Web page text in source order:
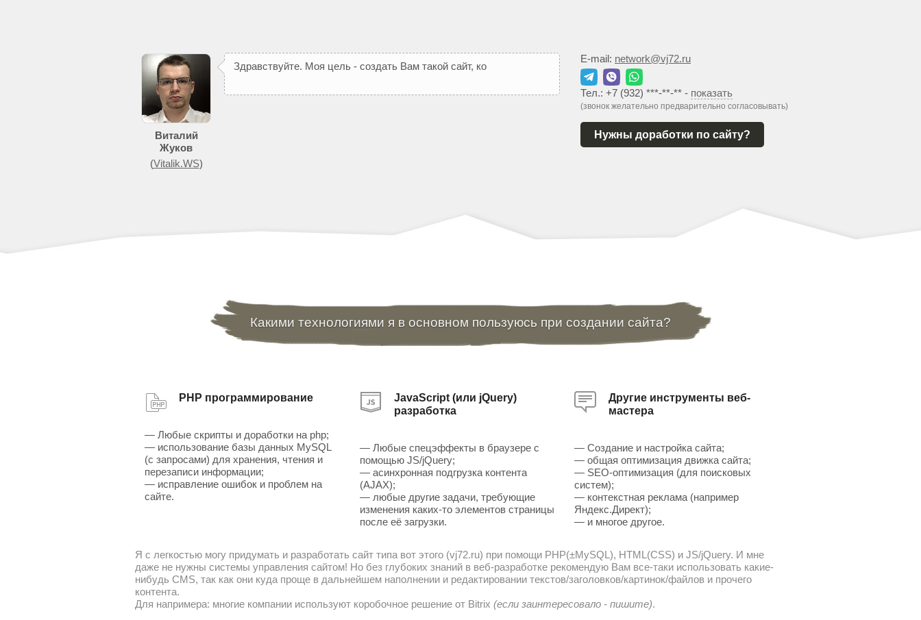
Виталий
Жуков
(Vitalik.WS)
Здравствуйте. Моя цель - создать Вам такой сайт, ко
E-mail: network@vj72.ru
Тел.: +7 (932) ***-**-** - показать
(звонок желательно предварительно согласовывать)
Нужны доработки по сайту?
Какими технологиями я в основном пользуюсь при создании сайта?
PHP программирование
— Любые скрипты и доработки на php;
— использование базы данных MySQL
(с запросами) для хранения, чтения и
перезаписи информации;
— исправление ошибок и проблем на
сайте.
JavaScript (или jQuery)
разработка
— Любые спецэффекты в браузере с
помощью JS/jQuery;
— асинхронная подгрузка контента
(AJAX);
— любые другие задачи, требующие
изменения каких-то элементов страницы
после её загрузки.
Другие инструменты веб-
мастера
— Создание и настройка сайта;
— общая оптимизация движка сайта;
— SEO-оптимизация (для поисковых
систем);
— контекстная реклама (например
Яндекс.Директ);
— и многое другое.
Я с легкостью могу придумать и разработать сайт типа вот этого (vj72.ru) при помощи PHP(±MySQL), HTML(CSS) и JS/jQuery. И мне
даже не нужны системы управления сайтом! Но без глубоких знаний в веб-разработке рекомендую Вам все-таки использовать какие-
нибудь CMS, так как они куда проще в дальнейшем наполнении и редактировании текстов/заголовков/картинок/файлов и прочего
контента.
Для напримера: многие компании используют коробочное решение от Bitrix (если заинтересовало - пишите).